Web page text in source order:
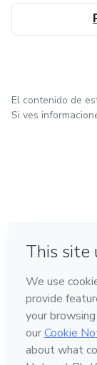
El contenido de
Si ves
Hecho con❤ en
Conoce